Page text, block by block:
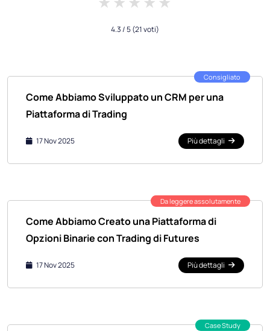
4.3/ 5(21 voti)
Consigliato
Come Abbiamo Sviluppato un CRM per una
Piattaforma di Trading
17 Nov 2025 Più dettagli
Da leggere assolutamente
Come Abbiamo Creato una Piattaforma di
Opzioni Binarie con Trading di Futures
17 Nov 2025 Più dettagli
Case Study